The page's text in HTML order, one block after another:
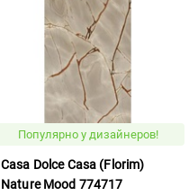
Популярно у дизайнеров!
Casa Dolce Casa (Florim)
Nature Mood 774717